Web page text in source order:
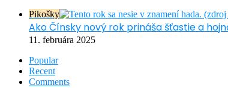
Pikošky
Ako Čínsky nový rok prináša šťastie a
11. februára 2025
Popular
Recent
Comments